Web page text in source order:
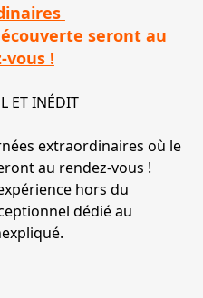
seront au
vous !
ET INÉDIT
extraordinaires où le
au rendez-vous !
hors du
dédié au